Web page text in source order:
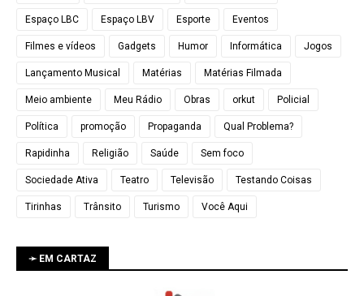
Espaço LBC Espaço LBV Esporte Eventos
Filmes e vídeos Gadgets Humor Informática Jogos
Lançamento Musical Matérias Matérias Filmada
Meio ambiente Meu Rádio Obras orkut Policial
Política promoção Propaganda Qual Problema?
Rapidinha Religião Saúde Sem foco
Sociedade Ativa Teatro Televisão Testando Coisas
Tirinhas Trânsito Turismo Você Aqui
➛ EM CARTAZ